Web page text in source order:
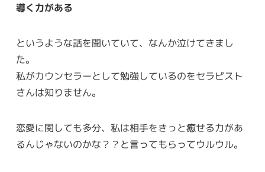
導く力がある
というような話を聞いていて、なんか泣けてきまし
た。
私がカウンセラーとして勉強しているのをセラピスト
さんは知りません。
恋愛に関しても多分、私は相手をきっと癒せる力があ
るんじゃないのかな？？と言ってもらってウルウル。